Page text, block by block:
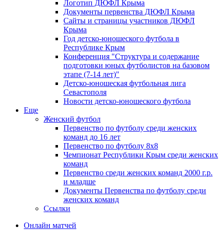
Логотип ДЮФЛ Крыма
Документы первенства ДЮФЛ Крыма
Сайты и страницы участников ДЮФЛ
Крыма
Год детско-юношеского футбола в
Республике Крым
Конференция "Структура и содержание
подготовки юных футболистов на базовом
этапе (7-14 лет)"
Детско-юношеская футбольная лига
Севастополя
Новости детско-юношеского футбола
Еще
Женский футбол
Первенство по футболу среди женских
команд до 16 лет
Первенство по футболу 8х8
Чемпионат Республики Крым среди женских
команд
Первенство среди женских команд 2000 г.р.
и младше
Документы Первенства по футболу среди
женских команд
Ссылки
Онлайн матчей